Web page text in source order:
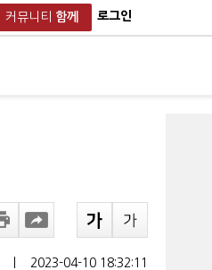
커뮤니티 함께 로그인
2023-04-10 18:32:11